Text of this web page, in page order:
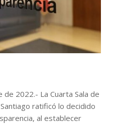
2022.- La Cuarta Sala de
ratificó lo decidido
al establecer